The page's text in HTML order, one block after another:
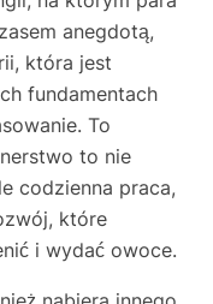
anegdotą,
która jest
fundamentach
To
to nie
codzienna praca,
które
i wydać owoce.